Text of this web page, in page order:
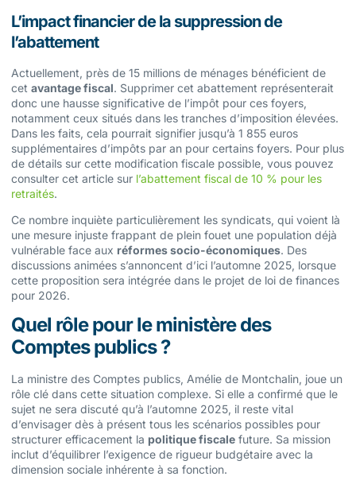
L’impact financier de la suppression de
l’abattement
Actuellement, près de 15 millions de ménages bénéficient de
cet avantage fiscal. Supprimer cet abattement représenterait
donc une hausse significative de l’impôt pour ces foyers,
notamment ceux situés dans les tranches d’imposition élevées.
Dans les faits, cela pourrait signifier jusqu’à 1 855 euros
supplémentaires d’impôts par an pour certains foyers. Pour plus
de détails sur cette modification fiscale possible, vous pouvez
consulter cet article sur l’abattement fiscal de 10 % pour les
retraités.
Ce nombre inquiète particulièrement les syndicats, qui voient là
une mesure injuste frappant de plein fouet une population déjà
vulnérable face aux réformes socio-économiques. Des
discussions animées s’annoncent d’ici l’automne 2025, lorsque
cette proposition sera intégrée dans le projet de loi de finances
pour 2026.
Quel rôle pour le ministère des
Comptes publics ?
La ministre des Comptes publics, Amélie de Montchalin, joue un
rôle clé dans cette situation complexe. Si elle a confirmé que le
sujet ne sera discuté qu’à l’automne 2025, il reste vital
d’envisager dès à présent tous les scénarios possibles pour
structurer efficacement la politique fiscale future. Sa mission
inclut d’équilibrer l’exigence de rigueur budgétaire avec la
dimension sociale inhérente à sa fonction.